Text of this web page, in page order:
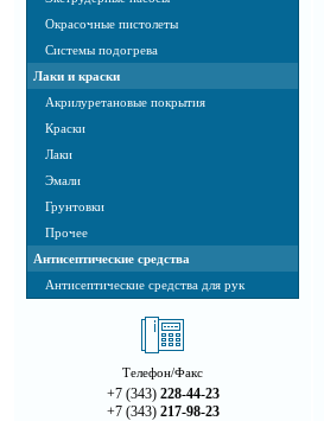
Окрасочные пистолеты
Системы подогрева
Лаки и краски
Акрилуретановые покрытия
Краски
Лаки
Эмали
Грунтовки
Прочее
Антисептические средства
Антисептические средства для рук
Телефон/Факс
+7 (343) 228-44-23
+7 (343) 217-98-23